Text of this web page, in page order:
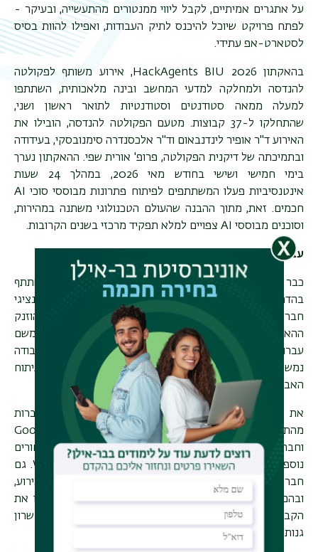
על אתגרים אמיתיים, לקבל ליווי ממנטורים מהתעשייה, ובעיקר -
לפתח פרויקט שיוכל להיכנס לתיק העבודות, ואפילו להוות בסיס
לסטארט-אפ עתידי.
בהאקתון HackAgents BIU 2026 , אירוע משותף לפקולטה
להנדסה ולמחלקה למדעי המחשב ובינה מלאכותית, השתתפו
למעלה ממאה סטודנטים וסטודנטיות לתואר ראשון ושני,
שהתחלקו ל-37 קבוצות. מטעם הפקולטה להנדסה, הובילו את
האירוע ד"ר אופיר לינדנבאום וד"ר אלכסנדרה סימנובסקי, בעידודה
ובתמיכתה של דיקנית הפקולטה, פרופ' אורית שפי. ההאקתון נערך
בימי חמישי ושישי בחודש מאי 2026, במהלך 24 שעות
אינטנסיביות פעלו המשתתפים לפיתוח פתרונות מבוססי סוכי
AI
חכמים. זאת, מתוך ההבנה שהעולם הטכנולוגי משתנה במהירות,
וסוכנים מבוססי AI צפויים למלא תפקיד מרכזי בשנים הקרובות.
עבודה אינטנסיבית, ליווי צמוד
כבר בבוקר יום חמישי הגיעו נציגי הקבוצות למקום, כדי להשתתף
בהדרכה מקצועית על הכלים הטכנולוגיים שהועברה על ידי נציגי
חברת
, ולוודא שהתשתית מוכנה לפעולה. בצהריים הוזנק
ההאקתון באופן רשמי במסגרת מפגש ה-Meetup
המרכזי, ומשם
עברו הקבוצות לעבודה אינטנסיבית על פיתוח סוכני ה-
. העבודה
נמשכה אל תוך הלילה, ובמהלכה התמקדו המשתתפים בפיתוח
האבטיפוס ובהיערכות לקראת שלב השיפוט.
את הקבוצות ליווי מנטורים מאנשי הסגל האקדמי, ומחברות
מהתעשייה שתמכו באירוע, ובראשן חברת
Google
וחברת
Cadence , נותנות החסות הרשמית לאירוע. מנטורים
נוספים הגיעו, בין השאר, מהחברותIBM, Red Hat
Wix. גם
חברי סגל ונציגים מטעם הפקולטה היו שותפים להצלחת האירוע,
ובהם ד״ר תום טירר ופרופ׳ רן גלס, ששימשו כמנטורים וליוו את
הקבוצות לאורך שלבי הפיתוח. על צוות השיפוט נמנה פרופ' שרון
גנות.